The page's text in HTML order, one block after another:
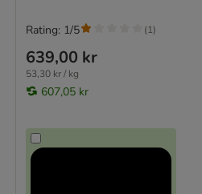
639,00 kr
53,30 kr / kg
607,05 kr
Rating: 1/5 (1)